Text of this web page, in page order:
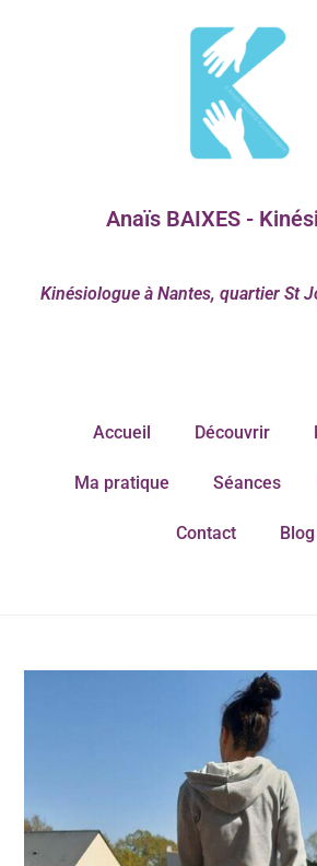
Anaïs BAIXES -
Kinésiologue à Nantes, quartier St
Accueil Découvrir
Ma pratique Séances
Contact Blog